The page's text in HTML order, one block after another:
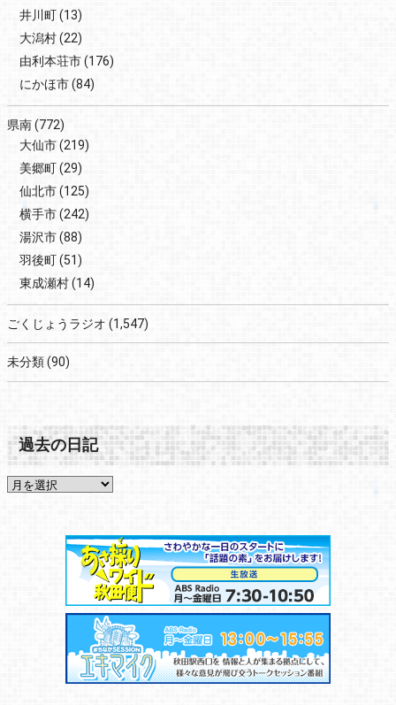
井川町(13)
大潟村(22)
由利本荘市(176)
にかほ市(84)
県南(772)
大仙市(219)
美郷町(29)
仙北市(125)
横手市(242)
湯沢市(88)
羽後町(51)
東成瀬村(14)
ごくじょうラジオ (1,547)
未分類(90)
過去の日記